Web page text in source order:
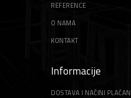
REFERENCE
O NAMA
KONTAKT
Informacije
DOSTAVA I NAČINI